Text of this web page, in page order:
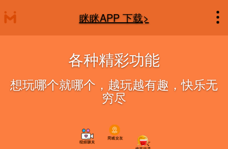
眯眯APP 下载>
各种精彩功能
想玩哪个就哪个，越玩越有趣，快乐无
穷尽